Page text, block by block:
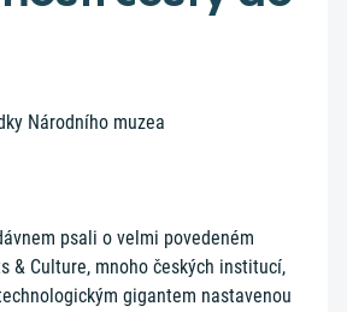
Národního muzea
psali o velmi povedeném
& Culture, mnoho českých institucí,
gigantem nastavenou